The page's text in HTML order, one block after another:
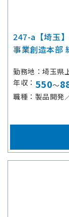
247-a【埼玉
事業創造本部
勤務地
埼玉県
年収
550～
職種
製品開発